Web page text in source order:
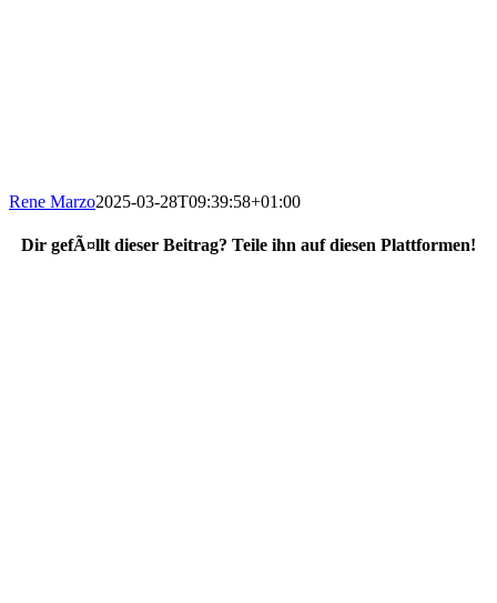
Rene Marzo2025-03-28T09:39:58+01:00
Dir gefÃ¤llt dieser Beitrag? Teile ihn auf diesen Plattformen!